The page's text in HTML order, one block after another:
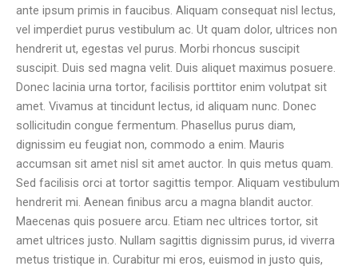
ante ipsum primis in faucibus. Aliquam consequat nisl lectus,
vel imperdiet purus vestibulum ac. Ut quam dolor, ultrices non
hendrerit ut, egestas vel purus. Morbi rhoncus suscipit
suscipit. Duis sed magna velit. Duis aliquet maximus posuere.
Donec lacinia urna tortor, facilisis porttitor enim volutpat sit
amet. Vivamus at tincidunt lectus, id aliquam nunc. Donec
sollicitudin congue fermentum. Phasellus purus diam,
dignissim eu feugiat non, commodo a enim. Mauris
accumsan sit amet nisl sit amet auctor. In quis metus quam.
Sed facilisis orci at tortor sagittis tempor. Aliquam vestibulum
hendrerit mi. Aenean finibus arcu a magna blandit auctor.
Maecenas quis posuere arcu. Etiam nec ultrices tortor, sit
amet ultrices justo. Nullam sagittis dignissim purus, id viverra
metus tristique in. Curabitur mi eros, euismod in justo quis,